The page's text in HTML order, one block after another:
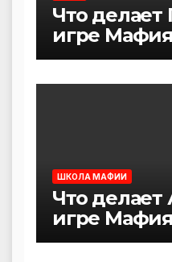
Что делает
игре Мафия
ШКОЛА МАФИИ
Что делает
игре Мафия